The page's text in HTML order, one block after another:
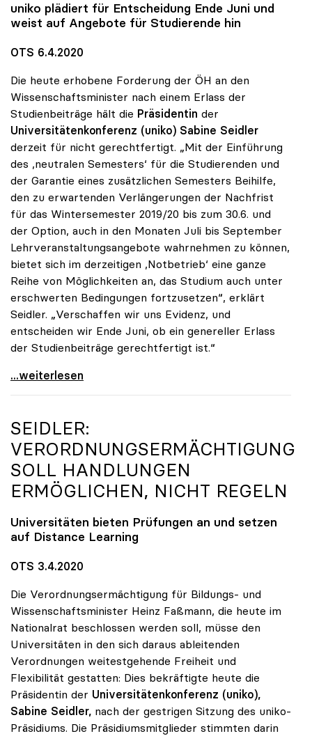
uniko plädiert für Entscheidung Ende Juni und
weist auf Angebote für Studierende hin
OTS 6.4.2020
Die heute erhobene Forderung der ÖH an den
Wissenschaftsminister nach einem Erlass der
Studienbeiträge hält die Präsidentin der
Universitätenkonferenz (uniko) Sabine Seidler
derzeit für nicht gerechtfertigt. „Mit der Einführung
des ,neutralen Semesters‘ für die Studierenden und
der Garantie eines zusätzlichen Semesters Beihilfe,
den zu erwartenden Verlängerungen der Nachfrist
für das Wintersemester 2019/20 bis zum 30.6. und
der Option, auch in den Monaten Juli bis September
Lehrveranstaltungsangebote wahrnehmen zu können,
bietet sich im derzeitigen ,Notbetrieb‘ eine ganze
Reihe von Möglichkeiten an, das Studium auch unter
erschwerten Bedingungen fortzusetzen“, erklärt
Seidler. „Verschaffen wir uns Evidenz, und
entscheiden wir Ende Juni, ob ein genereller Erlass
der Studienbeiträge gerechtfertigt ist.“
Seidler: „Erlass der Studienbeiträge derzeit nicht
...weiterlesen
SEIDLER:
VERORDNUNGSERMÄCHTIGUNG
SOLL HANDLUNGEN
ERMÖGLICHEN, NICHT REGELN
Universitäten bieten Prüfungen an und setzen
auf Distance Learning
OTS 3.4.2020
Die Verordnungsermächtigung für Bildungs- und
Wissenschaftsminister Heinz Faßmann, die heute im
Nationalrat beschlossen werden soll, müsse den
Universitäten in den sich daraus ableitenden
Verordnungen weitestgehende Freiheit und
Flexibilität gestatten: Dies bekräftigte heute die
Präsidentin der Universitätenkonferenz (uniko),
Sabine Seidler, nach der gestrigen Sitzung des uniko-
Präsidiums. Die Präsidiumsmitglieder stimmten darin